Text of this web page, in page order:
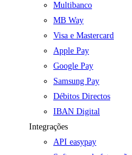
Multibanco
MB Way
Visa e Mastercard
Apple Pay
Google Pay
Samsung Pay
Débitos Directos
IBAN Digital
Integrações
API easypay